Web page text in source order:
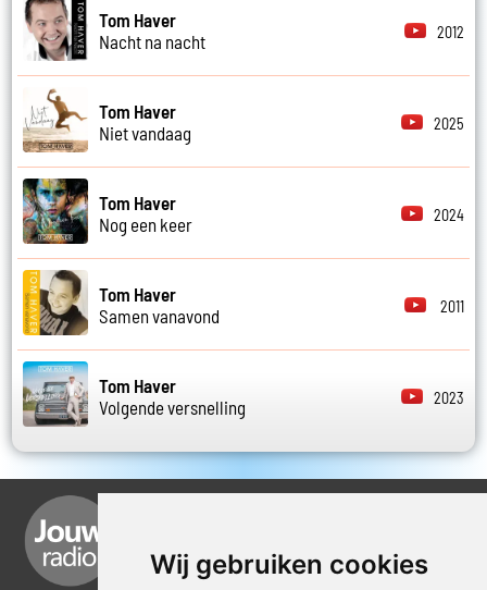
Wij gebruiken cookies
Tom Haver
Nacht na nacht
2012
Tom Haver
Niet vandaag
2025
Tom Haver
Nog een keer
2024
Tom Haver
Samen vanavond
2011
Tom Haver
Volgende versnelling
2023